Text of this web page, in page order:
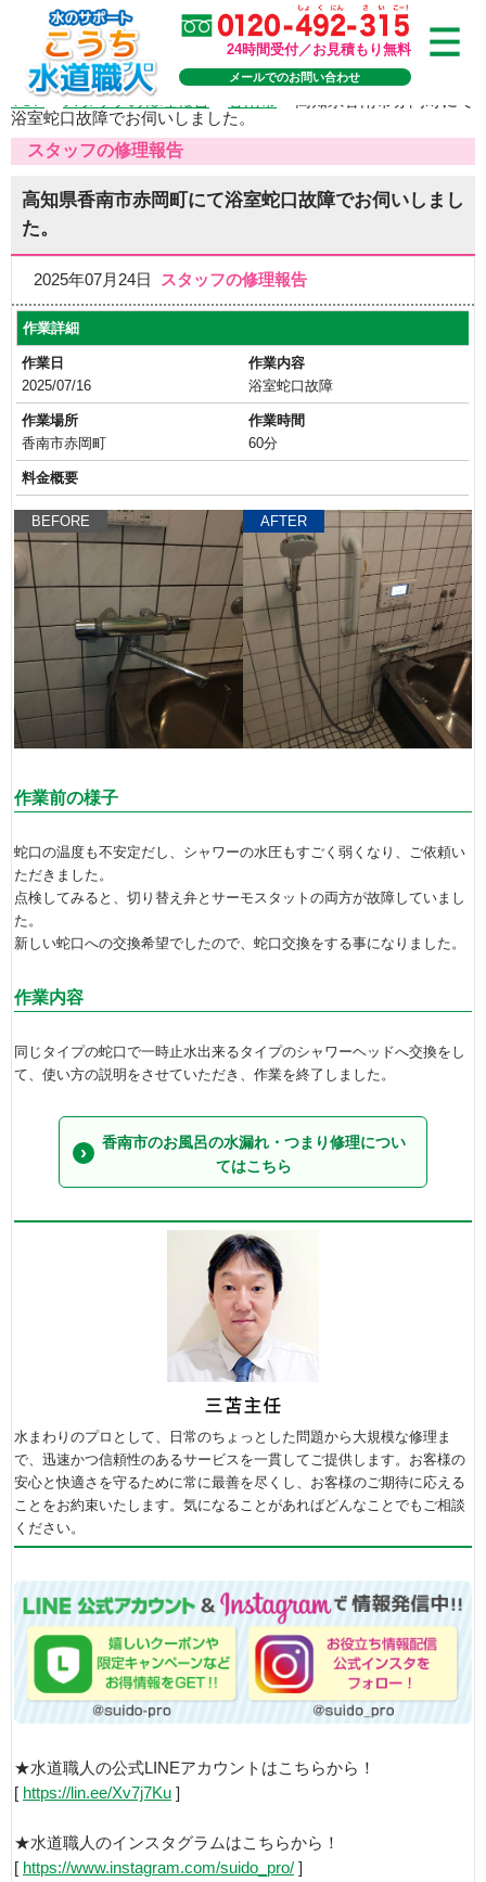
24時間受付／お見積もり無料
メールでのお問い合わせ
TOP>スタッフの修理報告
浴室蛇口故障でお伺いしました。
スタッフの修理報告
高知県香南市赤岡町にて浴室蛇口故障でお伺いしまし
た。
2025年07月24日 スタッフの修理報告
作業詳細
作業日
2025/07/16
作業内容
浴室蛇口故障
作業場所
香南市赤岡町
作業時間
60分
料金概要
BEFORE AFTER
作業前の様子
蛇口の温度も不安定だし、シャワーの水圧もすごく弱くなり、ご依頼い
ただきました。
点検してみると、切り替え弁とサーモスタットの両方が故障していまし
た。
新しい蛇口への交換希望でしたので、蛇口交換をする事になりました。
作業内容
同じタイプの蛇口で一時止水出来るタイプのシャワーヘッドへ交換をし
て、使い方の説明をさせていただき、作業を終了しました。
香南市のお風呂の水漏れ・つまり修理につい
てはこちら
水まわりのプロとして、日常のちょっとした問題から大規模な修理ま
で、迅速かつ信頼性のあるサービスを一貫してご提供します。お客様の
安心と快適さを守るために常に最善を尽くし、お客様のご期待に応える
ことをお約束いたします。気になることがあればどんなことでもご相談
ください。
★水道職人の公式LINEアカウントはこちらから！
[ https://lin.ee/Xv7j7Ku ]
★水道職人のインスタグラムはこちらから！
[ https://www.instagram.com/suido_pro/ ]